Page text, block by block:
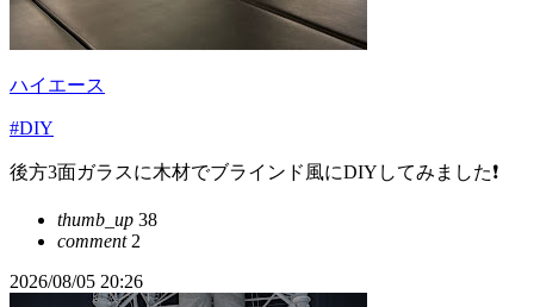
ハイエース
#DIY
後方3面ガラスに木材でブラインド風にDIYしてみました❗️
thumb_up 38
comment2
2026/08/05 20:26